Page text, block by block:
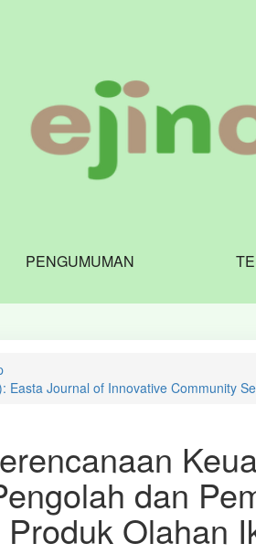
PENGUMUMAN
Easta Journal of Innovative Community
dan
Olahan